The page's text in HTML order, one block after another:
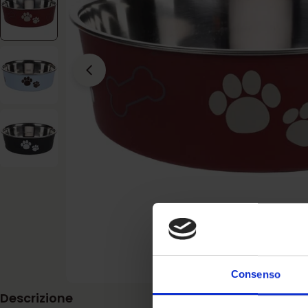
Consenso
Apri supporto 2 in modalità modale
Descrizione